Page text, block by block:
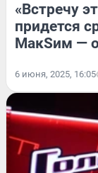
«Встречу
придется
МакSим —
6 июня, 2025, 16:05